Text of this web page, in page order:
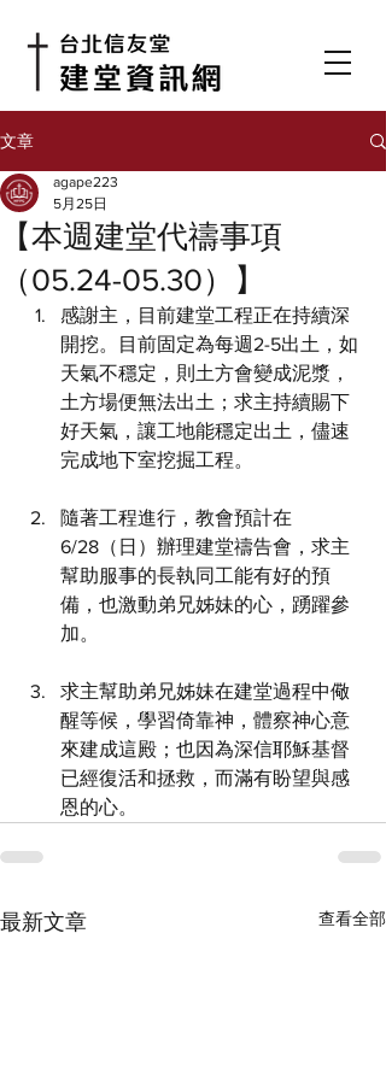
文章
【本週建堂代禱事項
（05.24-05.30）】
agape223
5月25日
感謝主，目前建堂工程正在持續深
開挖。目前固定為每週2-5出土，如
天氣不穩定，則土方會變成泥漿，
土方場便無法出土；求主持續賜下
好天氣，讓工地能穩定出土，儘速
完成地下室挖掘工程。
隨著工程進行，教會預計在
6/28（日）辦理建堂禱告會，求主
幫助服事的長執同工能有好的預
備，也激動弟兄姊妹的心，踴躍參
加。
求主幫助弟兄姊妹在建堂過程中儆
醒等候，學習倚靠神，體察神心意
來建成這殿；也因為深信耶穌基督
已經復活和拯救，而滿有盼望與感
恩的心。
最新文章 查看全部